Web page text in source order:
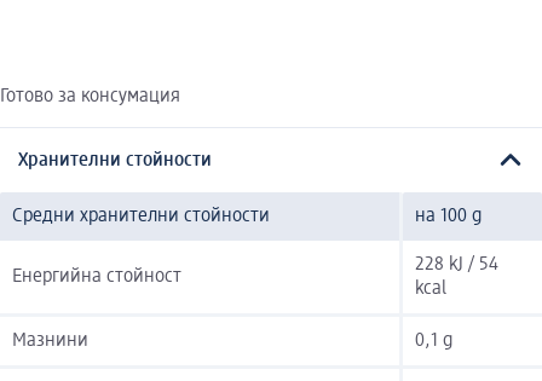
Готово за консумация
Хранителни стойности
Средни хранителни стойности на 100 g
Енергийна стойност
228 kJ / 54
kcal
Мазнини 0,1 g